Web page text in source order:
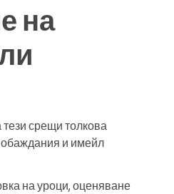
на
срещи толкова
и имейл
на уроци, оценяване